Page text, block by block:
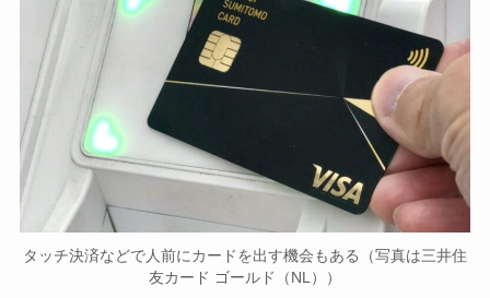
タッチ決済などで人前にカードを出す機会もある（写真は三井住
友カード ゴールド（NL））